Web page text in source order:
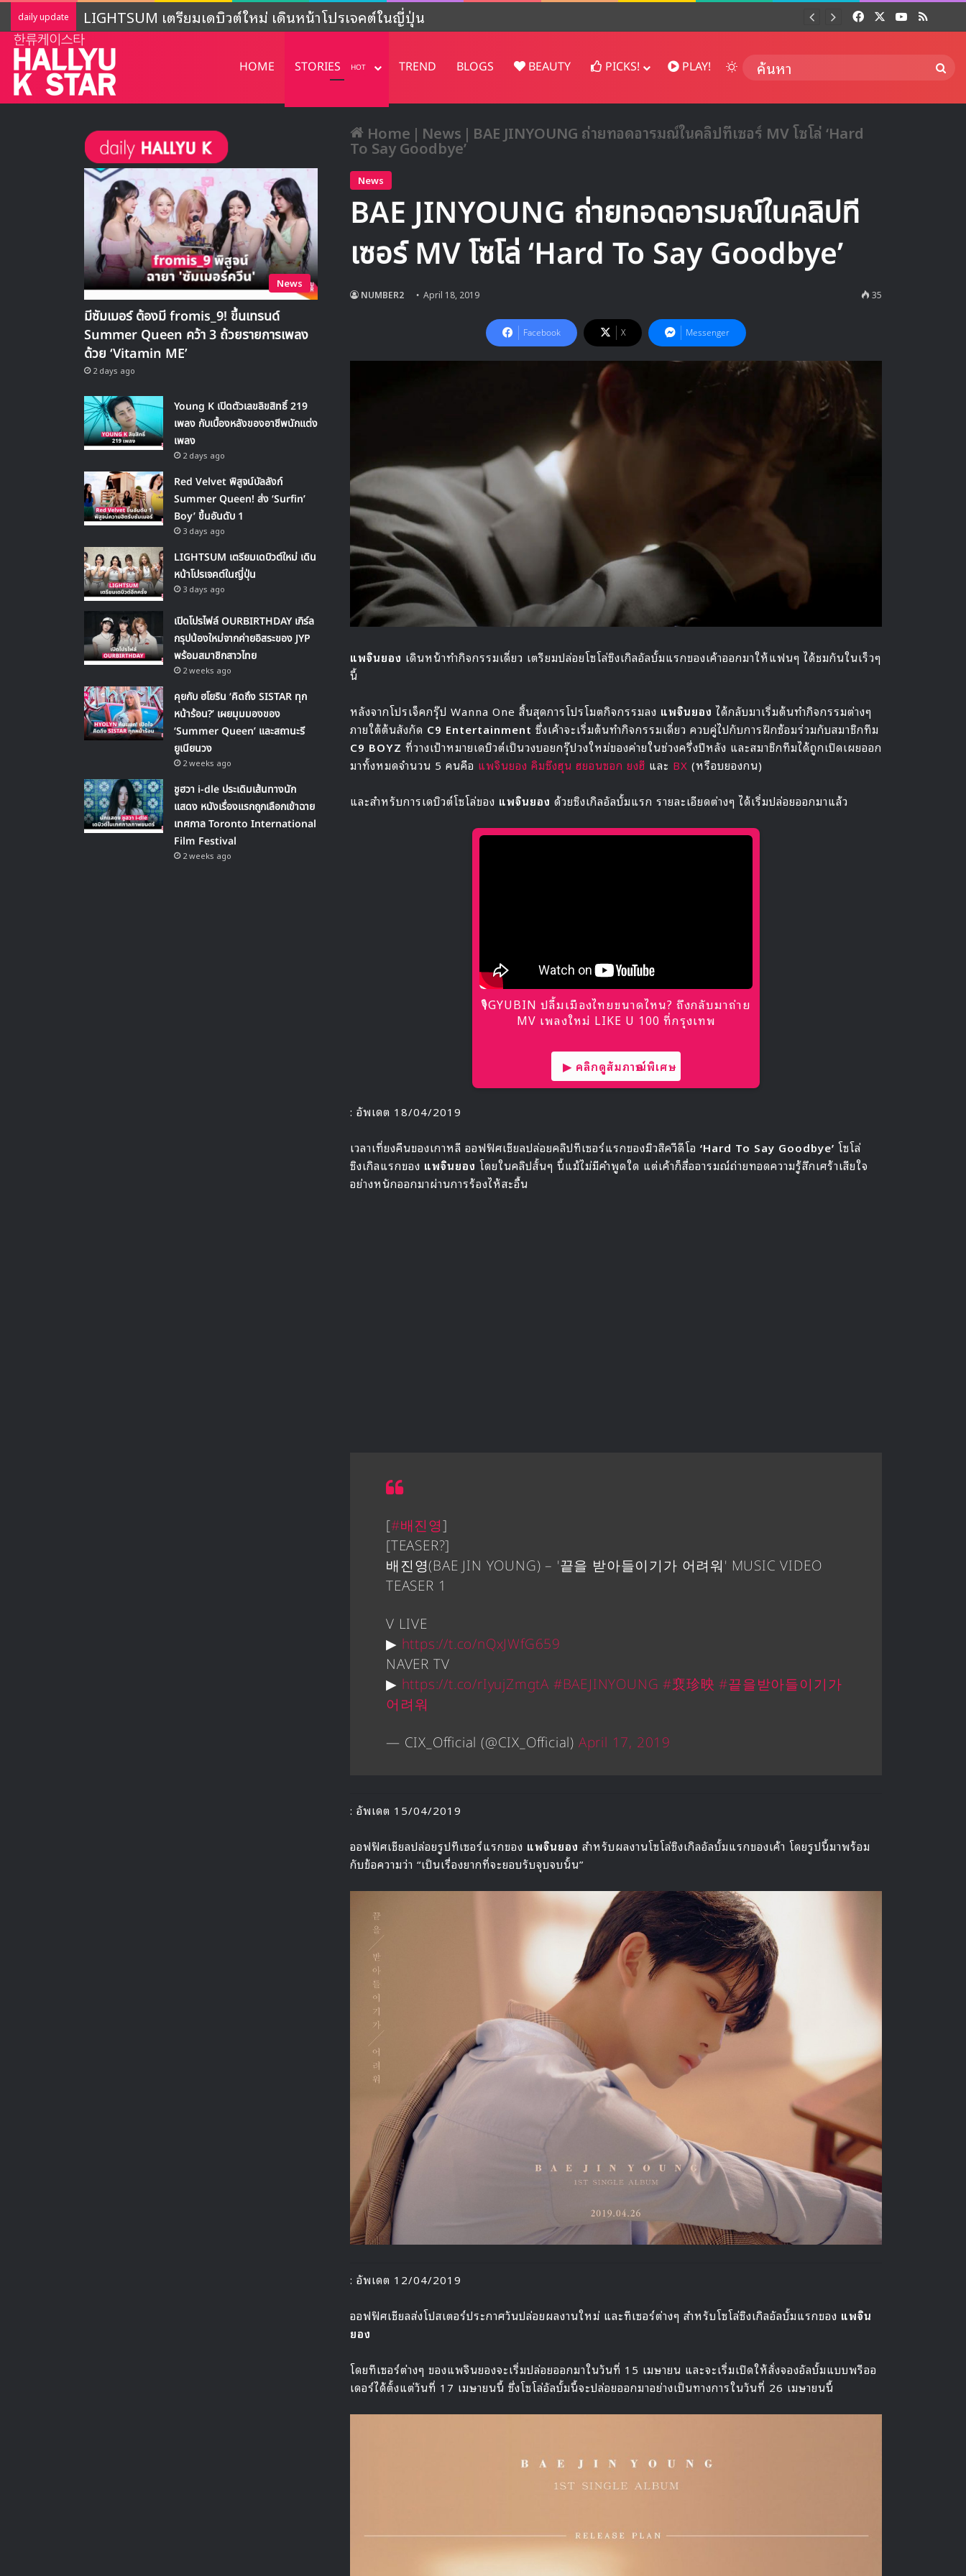
daily update เปิดโปรไฟล์ OURBIRTHDAY เกิร์ลกรุปน้องใหม่จากค่ายอิสระของ JYP พร้อมสมาชิกสาวไทย FacebookYouTube
RSS
HOME STORIES HOT TREND BLOGS BEAUTY PICKS! PLAY! Switch skin
Home | News | BAE JINYOUNG ถ่ายทอดอารมณ์ในคลิปทีเซอร์ MV โซโล่ ‘Hard
To Say Goodbye’
News
BAE JINYOUNG ถ่ายทอดอารมณ์ในคลิปที
เซอร์ MV โซโล่ ‘Hard To Say Goodbye’
NUMBER2 April 18, 2019 35
Facebook X Messenger
แพจินยอง เดินหน้าทำกิจกรรมเดี่ยว เตรียมปล่อยโซโล่ซิงเกิลอัลบั้มแรกของเค้าออกมาให้แฟนๆ ได้ชมกันในเร็วๆ
นี้
หลังจากโปรเจ็คกรุ๊ป Wanna One สิ้นสุดการโปรโมตกิจกรรมลง แพจินยองได้กลับมาเริ่มต้นทำกิจกรรมต่างๆ
ภายใต้ต้นสังกัด C9 Entertainment ซึ่งเค้าจะเริ่มต้นทำกิจกรรมเดี่ยว ควบคู่ไปกับการฝึกซ้อมร่วมกับสมาชิกทีม
C9 BOYZ ที่วางเป้าหมายเดบิวต์เป็นวงบอยกรุ๊ปวงใหม่ของค่ายในช่วงครึ่งปีหลัง และสมาชิกทีมได้ถูกเปิดเผยออก
มาทั้งหมดจำนวน 5 คนคือ แพจินยอง คิมซึงฮุน ฮยอนซอก ยงฮี และ BX (หรือบยองกน)
และสำหรับการเดบิวต์โซโล่ของ แพจินยอง ด้วยซิงเกิลอัลบั้มแรก รายละเอียดต่างๆ ได้เริ่มปล่อยออกมาแล้ว
🎙GYUBIN ปลื้มเมืองไทยขนาดไหน? ถึงกลับมาถ่าย
MV เพลงใหม่ LIKE U 100 ที่กรุงเทพ
▶ คลิกดูสัมภาษณ์พิเศษ
: อัพเดต 18/04/2019
เวลาเที่ยงคืนของเกาหลี ออฟฟิศเชียลปล่อยคลิปทีเซอร์แรกของมิวสิควีดีโอ ‘Hard To Say Goodbye’ โซโล่
ซิงเกิลแรกของ แพจินยอง โดยในคลิปสั้นๆ นี้แม้ไม่มีคำพูดใด แต่เค้าก็สื่ออารมณ์ถ่ายทอดความรู้สึกเศร้าเสียใจ
อย่างหนักออกมาผ่านการร้องไห้สะอื้น
[#배진영]
[TEASER?]
배진영(BAE JIN YOUNG) – '끝을 받아들이기가 어려워' MUSIC VIDEO
TEASER 1
V LIVE
▶ https://t.co/nQxJWfG659
NAVER TV
▶ https://t.co/rIyujZmgtA #BAEJINYOUNG #裵珍映 #끝을받아들이기가
어려워
— CIX_Official (@CIX_Official) April 17, 2019
: อัพเดต 15/04/2019
ออฟฟิศเชียลปล่อยรูปทีเซอร์แรกของ แพจินยอง สำหรับผลงานโซโล่ซิงเกิลอัลบั้มแรกของเค้า โดยรูปนี้มาพร้อม
กับข้อความว่า “เป็นเรื่องยากที่จะยอบรับจุบจบนั้น”
: อัพเดต 12/04/2019
ออฟฟิศเชียลส่งโปสเตอร์ประกาศวันปล่อยผลงานใหม่ และทีเซอร์ต่างๆ สำหรับโซโล่ซิงเกิลอัลบั้มแรกของ แพจิน
ยอง
โดยทีเซอร์ต่างๆ ของแพจินยองจะเริ่มปล่อยออกมาในวันที่ 15 เมษายน และจะเริ่มเปิดให้สั่งจองอัลบั้มแบบพรีออ
เดอร์ได้ตั้งแต่วันที่ 17 เมษายนนี้ ซึ่งโซโล่อัลบั้มนี้จะปล่อยออกมาอย่างเป็นทางการในวันที่ 26 เมษายนนี้
News
มีซัมเมอร์ ต้องมี fromis_9! ขึ้นเทรนด์
Summer Queen คว้า 3 ถ้วยรายการเพลง
ด้วย ‘Vitamin ME’
2 days ago
Young K เปิดตัวเลขลิขสิทธิ์ 219
เพลง กับเบื้องหลังของอาชีพนักแต่ง
เพลง
2 days ago
Red Velvet พิสูจน์บัลลังก์
Summer Queen! ส่ง ‘Surfin’
Boy’ ขึ้นอันดับ 1
3 days ago
LIGHTSUM เตรียมเดบิวต์ใหม่ เดิน
หน้าโปรเจคต์ในญี่ปุ่น
3 days ago
เปิดโปรไฟล์ OURBIRTHDAY เกิร์ล
กรุปน้องใหม่จากค่ายอิสระของ JYP
พร้อมสมาชิกสาวไทย
2 weeks ago
คุยกับ ฮโยริน ‘คิดถึง SISTAR ทุก
หน้าร้อน?’ เผยมุมมองของ
‘Summer Queen’ และสถานะรี
ยูเนียนวง
2 weeks ago
ชูฮวา i-dle ประเดิมเส้นทางนัก
แสดง หนังเรื่องแรกถูกเลือกเข้าฉาย
เทศกาล Toronto International
Film Festival
2 weeks ago